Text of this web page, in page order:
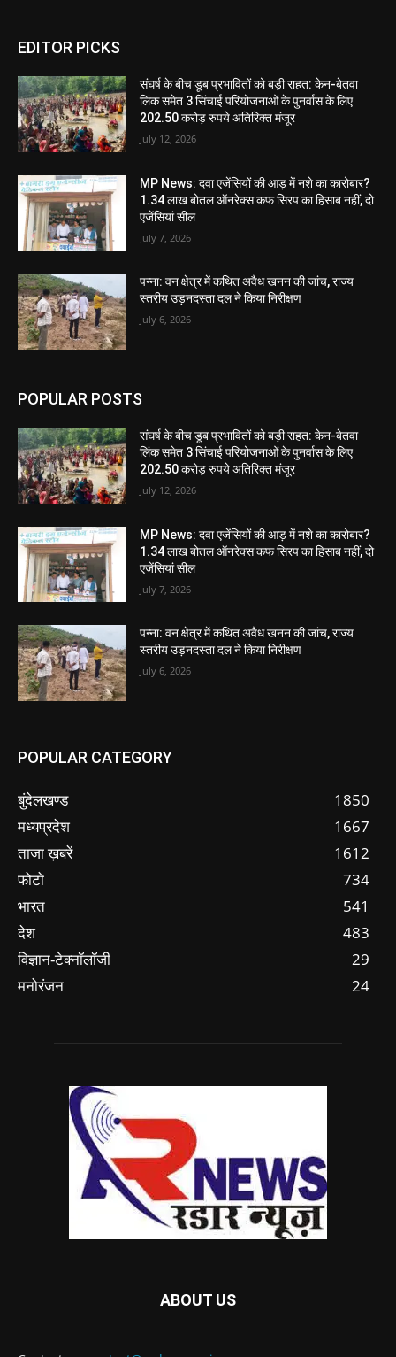
EDITOR PICKS
संघर्ष के बीच डूब प्रभावितों को बड़ी राहत: केन-बेतवा
लिंक समेत 3 सिंचाई परियोजनाओं के पुनर्वास के लिए
202.50 करोड़ रुपये अतिरिक्त मंजूर
July 12, 2026
MP News: दवा एजेंसियों की आड़ में नशे का कारोबार?
1.34 लाख बोतल ऑनरेक्स कफ सिरप का हिसाब नहीं, दो
एजेंसियां सील
July 7, 2026
पन्ना: वन क्षेत्र में कथित अवैध खनन की जांच, राज्य
स्तरीय उड़नदस्ता दल ने किया निरीक्षण
July 6, 2026
POPULAR POSTS
संघर्ष के बीच डूब प्रभावितों को बड़ी राहत: केन-बेतवा
लिंक समेत 3 सिंचाई परियोजनाओं के पुनर्वास के लिए
202.50 करोड़ रुपये अतिरिक्त मंजूर
July 12, 2026
MP News: दवा एजेंसियों की आड़ में नशे का कारोबार?
1.34 लाख बोतल ऑनरेक्स कफ सिरप का हिसाब नहीं, दो
एजेंसियां सील
July 7, 2026
पन्ना: वन क्षेत्र में कथित अवैध खनन की जांच, राज्य
स्तरीय उड़नदस्ता दल ने किया निरीक्षण
July 6, 2026
POPULAR CATEGORY
बुंदेलखण्ड
1850
मध्यप्रदेश
1667
ताजा ख़बरें
1612
फोटो
734
भारत
541
देश
483
विज्ञान-टेक्नॉलॉजी
29
मनोरंजन
24
ABOUT US